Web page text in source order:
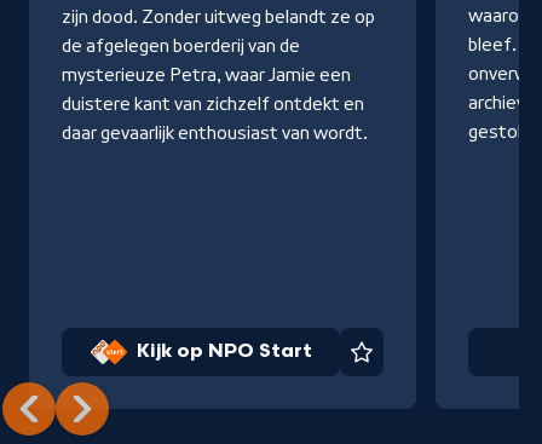
zijn dood. Zonder uitweg belandt ze op
de afgelegen boerderij van de
mysterieuze Petra, waar Jamie een
duistere kant van zichzelf ontdekt en
daar gevaarlijk enthousiast van wordt.
Kijk op NPO Start Favoriet
waarom
bleef.